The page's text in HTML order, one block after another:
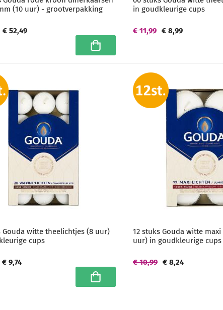
(10 uur) - grootverpakking
€ 52,49
In winkelwagen
in goudkleurige cups
€ 8,99
€ 11,99
Gouda witte theelichtjes (8 uur)
cups
€ 9,74
In winkelwagen
12 stuks Gouda witte
uur) in goudkleurige cups
€ 8,24
€ 10,99